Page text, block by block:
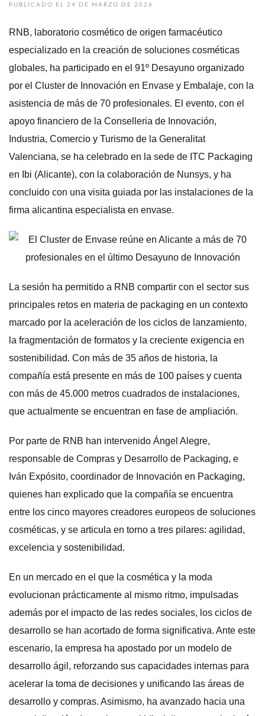
PUBLICADO EL 24 DE MARZO DE 2026
RNB, laboratorio cosmético de origen farmacéutico
especializado en la creación de soluciones cosméticas
globales, ha participado en el 91º Desayuno organizado
por el Cluster de Innovación en Envase y Embalaje, con la
asistencia de más de 70 profesionales. El evento, con el
apoyo financiero de la Conselleria de Innovación,
Industria, Comercio y Turismo de la Generalitat
Valenciana, se ha celebrado en la sede de ITC Packaging
en Ibi (Alicante), con la colaboración de Nunsys, y ha
concluido con una visita guiada por las instalaciones de la
firma alicantina especialista en envase.
La sesión ha permitido a RNB compartir con el sector sus
principales retos en materia de packaging en un contexto
marcado por la aceleración de los ciclos de lanzamiento,
la fragmentación de formatos y la creciente exigencia en
sostenibilidad. Con más de 35 años de historia, la
compañía está presente en más de 100 países y cuenta
con más de 45.000 metros cuadrados de instalaciones,
que actualmente se encuentran en fase de ampliación.
Por parte de RNB han intervenido Ángel Alegre,
responsable de Compras y Desarrollo de Packaging, e
Iván Expósito, coordinador de Innovación en Packaging,
quienes han explicado que la compañía se encuentra
entre los cinco mayores creadores europeos de soluciones
cosméticas, y se articula en torno a tres pilares: agilidad,
excelencia y sostenibilidad.
En un mercado en el que la cosmética y la moda
evolucionan prácticamente al mismo ritmo, impulsadas
además por el impacto de las redes sociales, los ciclos de
desarrollo se han acortado de forma significativa. Ante este
escenario, la empresa ha apostado por un modelo de
desarrollo ágil, reforzando sus capacidades internas para
acelerar la toma de decisiones y unificando las áreas de
desarrollo y compras. Asimismo, ha avanzado hacia una